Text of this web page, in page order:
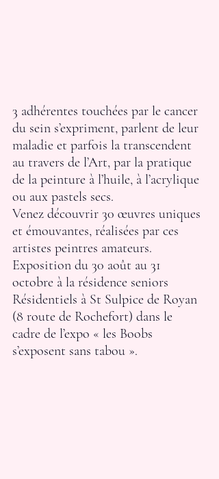
3 adhérentes touchées par le cancer
du sein s’expriment, parlent de leur
maladie et parfois la transcendent
au travers de l’Art, par la pratique
de la peinture à l’huile, à l’acrylique
ou aux pastels secs.
Venez découvrir 30 œuvres uniques
et émouvantes, réalisées par ces
artistes peintres amateurs.
Exposition du 30 août au 31
octobre à la résidence seniors
Résidentiels à St Sulpice de Royan
(8 route de Rochefort) dans le
cadre de l’expo « les Boobs
s’exposent sans tabou ».